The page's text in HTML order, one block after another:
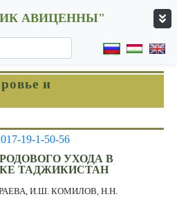
АВИЦЕННЫ"
и
19-1-50-56
УХОДА В
ТАДЖИКИСТАН
И.Ш. КОМИЛОВ, Н.Н.